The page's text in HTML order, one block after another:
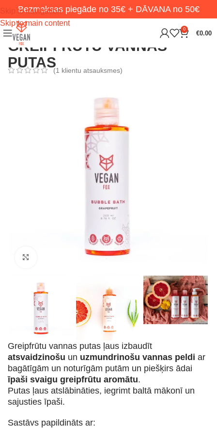
Skip to navigation
Skip to main content
Bezmaksas piegāde no 35€ + DĀVANA no 50€
0
€0.00
GREIPFRŪTU VANNAS
PUTAS(1 klientu atsauksmes)
Klikšķiniet lai palielinātu
Greipfrūtu vannas putas ļaus izbaudīt
atsvaidzinošu un uzmundrinošu vannas peldi ar
bagātīgām un noturīgām putām un piešķirs ādai
īpaši svaigu greipfrūtu aromātu.
Putas ļaus atslābināties, iegrimt baltā mākonī un
sajusties īpaši.
Sastāvs papildināts ar: